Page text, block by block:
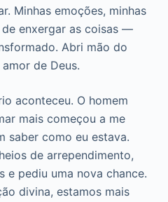
Minhas emoções, minhas
de enxergar as coisas —
Abri mão do
de Deus.
aconteceu. O homem
mais começou a me
saber como eu estava.
de arrependimento,
e pediu uma nova chance.
divina, estamos mais